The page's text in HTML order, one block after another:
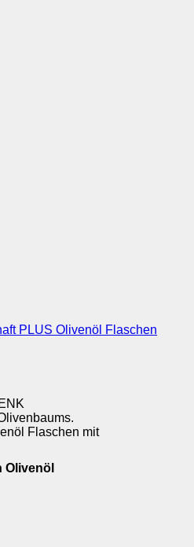
PLUS Olivenöl Flaschen
Flaschen mit
Olivenöl